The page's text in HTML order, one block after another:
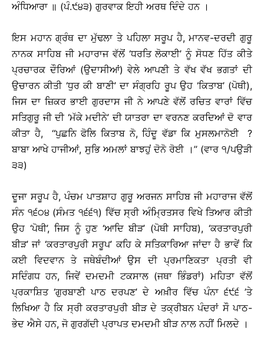
ਅੰਧਿਆਰਾ ॥ (ਪੰ.੯੪੩) ਗੁਰਵਾਕ ਇਹੀ ਅਰਥ ਦਿੰਦੇ ਹਨ ।
ਇਸ ਮਹਾਨ ਗ੍ਰੰਥ ਦਾ ਮੁੱਢਲਾ ਤੇ ਪਹਿਲਾ ਸਰੂਪ ਹੈ, ਮਾਨਵ-ਦਰਦੀ ਗੁਰੂ
ਨਾਨਕ ਸਾਹਿਬ ਜੀ ਮਹਾਰਾਜ ਵੱਲੋਂ ‘ਧਰਤਿ ਲੋਕਾਈ’ ਨੂੰ ਸੋਧਣ ਹਿੱਤ ਕੀਤੇ
ਪ੍ਰਚਾਰਕ ਦੌਰਿਆਂ (ਉਦਾਸੀਆਂ) ਵੇਲੇ ਆਪਣੀ ਤੇ ਵੱਖ ਵੱਖ ਭਗਤਾਂ ਦੀ
ਉਚਾਰਨ ਕੀਤੀ ‘ਧੁਰ ਕੀ ਬਾਣੀ’ ਦਾ ਸੰਗ੍ਰਹਿ ਰੂਪ ਉਹ ‘ਕਿਤਾਬ’ (ਪੋਥੀ),
ਜਿਸ ਦਾ ਜ਼ਿਕਰ ਭਾਈ ਗੁਰਦਾਸ ਜੀ ਨੇ ਆਪਣੇ ਵੱਲੋਂ ਰਚਿਤ ਵਾਰਾਂ ਵਿੱਚ
ਸਤਿਗੁਰੂ ਜੀ ਦੀ ‘ਮੱਕੇ ਮਦੀਨੇ’ ਦੀ ਯਾਤਰਾ ਦਾ ਵਰਨਣ ਕਰਦਿਆਂ ਦੋ ਵਾਰ
ਕੀਤਾ ਹੈ, ‘‘ਪੁਛਨਿ ਫੋਲਿ ਕਿਤਾਬ ਨੋ, ਹਿੰਦੂ ਵੱਡਾ ਕਿ ਮੁਸਲਮਾਨੋਈ ?
ਬਾਬਾ ਆਖੇ ਹਾਜੀਆਂ, ਸੁਭਿ ਅਮਲਾਂ ਬਾਝਹੁਂ ਦੋਨੋ ਰੋਈ ।’’ (ਵਾਰ ੧/ਪਉੜੀ
੩੩)
ਦੂਜਾ ਸਰੂਪ ਹੈ, ਪੰਚਮ ਪਾਤਸ਼ਾਹ ਗੁਰੂ ਅਰਜਨ ਸਾਹਿਬ ਜੀ ਮਹਾਰਾਜ ਵੱਲੋਂ
ਸੰਨ ੧੬੦੪ (ਸੰਮਤ ੧੬੬੧) ਵਿੱਚ ਸ੍ਰੀ ਅੰਮ੍ਰਿਤਸਰ ਵਿਖੇ ਤਿਆਰ ਕੀਤੀ
ਉਹ ‘ਪੋਥੀ’, ਜਿਸ ਨੂੰ ਹੁਣ ‘ਆਦਿ ਬੀੜ’ (ਪੋਥੀ ਸਾਹਿਬ), ‘ਕਰਤਾਰਪੁਰੀ
ਬੀੜ’ ਜਾਂ ‘ਕਰਤਾਰਪੁਰੀ ਸਰੂਪ’ ਕਹਿ ਕੇ ਸਤਿਕਾਰਿਆ ਜਾਂਦਾ ਹੈ ਭਾਵੇਂ ਕਿ
ਕਈ ਵਿਦਵਾਨ ਤੇ ਜਥੇਬੰਦੀਆਂ ਉਸ ਦੀ ਪ੍ਰਮਾਣਿਕਤਾ ਪ੍ਰਤੀ ਵੀ
ਸਦਿੰਗਧ ਹਨ, ਜਿਵੇਂ ਦਮਦਮੀ ਟਕਸਾਲ (ਜਥਾ ਭਿੰਡਰਾਂ) ਮਹਿਤਾ ਵੱਲੋਂ
ਪ੍ਰਕਾਸ਼ਿਤ ‘ਗੁਰਬਾਣੀ ਪਾਠ ਦਰਪਣ’ ਦੇ ਅਖ਼ੀਰ ਵਿੱਚ ਪੰਨਾ ੬੯੬ ’ਤੇ
ਲਿਖਿਆ ਹੈ ਕਿ ਸ੍ਰੀ ਕਰਤਾਰਪੁਰੀ ਬੀੜ ਦੇ ਤਕ੍ਰੀਬਨ ਪੰਦਰਾਂ ਸੌ ਪਾਠ-
ਭੇਦ ਐਸੇ ਹਨ, ਜੋ ਗੁਰਗੱਦੀ ਪ੍ਰਾਪਤ ਦਮਦਮੀ ਬੀੜ ਨਾਲ ਨਹੀਂ ਮਿਲਦੇ ।